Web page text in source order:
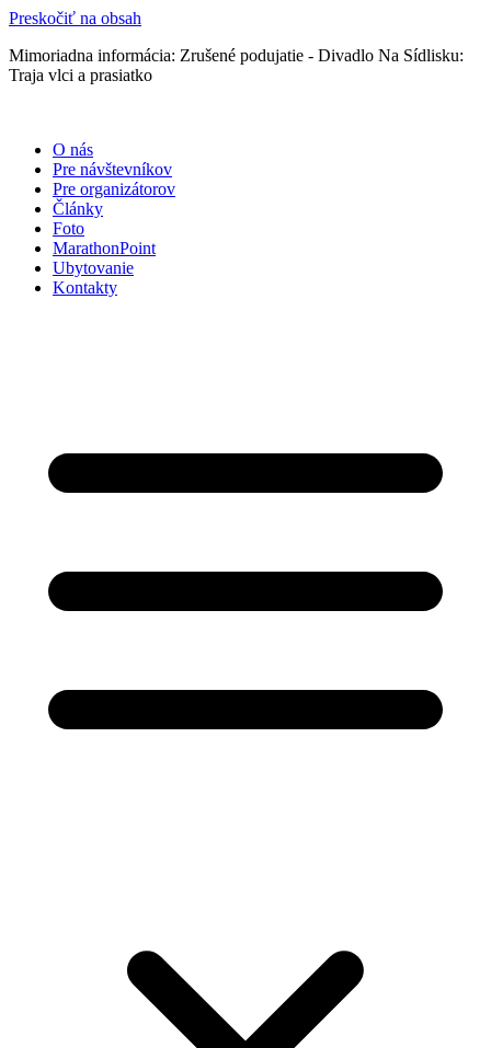
Preskočiť na obsah
Mimoriadna informácia: Zrušené podujatie - Divadlo Na Sídlisku:
Traja vlci a prasiatko
O nás
Pre návštevníkov
Pre organizátorov
Články
Foto
MarathonPoint
Ubytovanie
Kontakty